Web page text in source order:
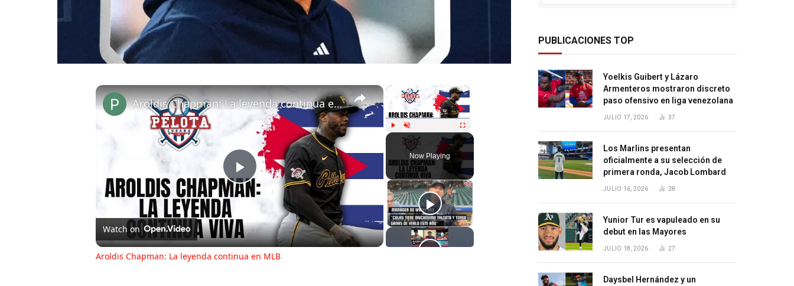
×
Play Unmute Fullscreen
Now Playing
×
Play
Video
Aroldis Chapman: La leyenda continua en MLB
Watch on
Aroldis Chapman: La leyenda continua en MLB
PUBLICACIONES TOP
Yoelkis Guibert y Lázaro
Armenteros mostraron discreto
paso ofensivo en liga venezolana
JULIO 17, 2026 37
Los Marlins presentan
oficialmente a su selección de
primera ronda, Jacob Lombard
JULIO 16, 2026 28
Yunior Tur es vapuleado en su
debut en las Mayores
JULIO 18, 2026 27
Daysbel Hernández y un